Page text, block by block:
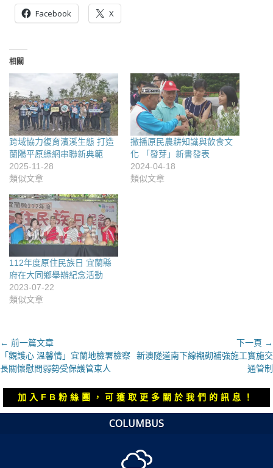
Facebook X
相關
跨域協力復育濱溪生態 打造
蘭陽平原綠網串聯新典範
2025-11-28
類似文章
撒播原民農耕知識與飲食文
化 「發芽」新書發表
2024-04-18
類似文章
112年度原住民族日 宜蘭縣
府在大同鄉舉辦紀念活動
2023-07-22
類似文章
文
章
導
覽
← 前一篇文章
上
一
章：
「觀護心 溫馨情」宜蘭地檢署檢察
長關懷慰問弱勢受保護管束人
下一頁 →
下
文
章：
新澳隧道南下線襯砌補強施工實施交
通管制
加入FB粉絲團，可獲取更多關於我們的訊息！
COLUMBUS